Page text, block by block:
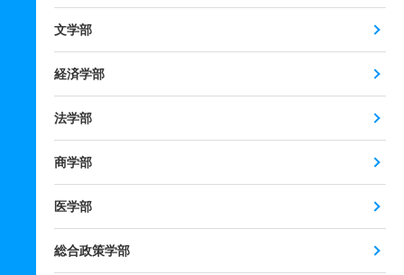
文学部
経済学部
法学部
商学部
医学部
総合政策学部